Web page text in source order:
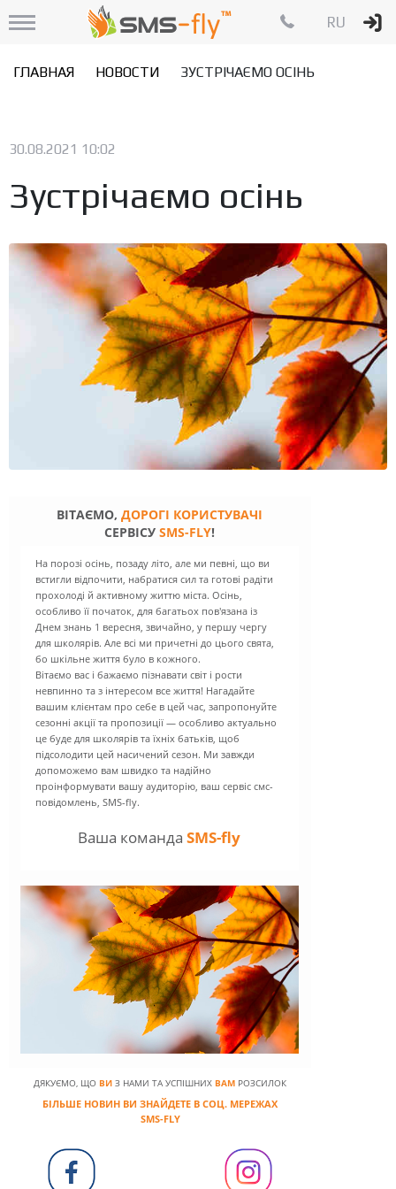
RU
ГЛАВНАЯ НОВОСТИ ЗУСТРІЧАЄМО ОСІНЬ
30.08.2021 10:02
Зустрічаємо осінь
ВІТАЄМО,ДОРОГІ
СЕРВІСУSMS-FLY
На порозі осінь, позаду літо, але ми
встигли відпочити, набратися сил та
прохолоді й активному життю міста.
Днем знань 1 вересня, звичайно, у
для школярів. Але всі ми причетні до
бо шкільне життя було в кожного.
Вітаємо вас і бажаємо пізнавати світ і